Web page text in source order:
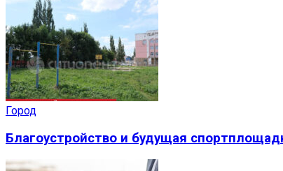
Город
Благоустройство и будущая